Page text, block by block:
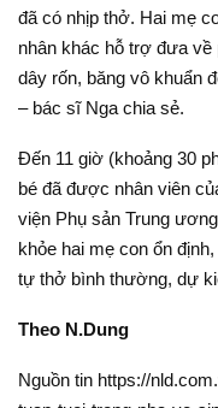
đã có nhịp thở. Hai mẹ
nhân khác hỗ trợ đưa
dây rốn, băng vô khuẩn
– bác sĩ Nga chia sẻ.
Đến 11 giờ (khoảng 30
bé đã được nhân viên
viện Phụ sản Trung
khỏe hai mẹ con ổn
tự thở bình thường, dự
Theo N.Dung
Nguồn tin https://